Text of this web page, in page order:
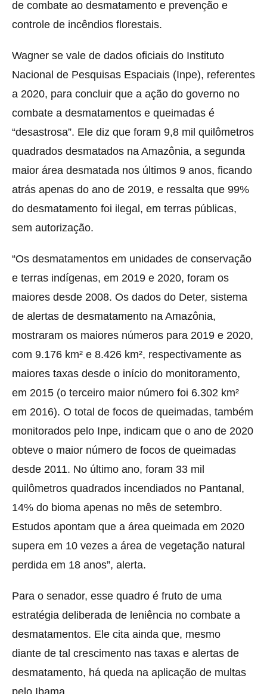
de combate ao desmatamento e prevenção e
controle de incêndios florestais.
Wagner se vale de dados oficiais do Instituto
Nacional de Pesquisas Espaciais (Inpe), referentes
a 2020, para concluir que a ação do governo no
combate a desmatamentos e queimadas é
“desastrosa”. Ele diz que foram 9,8 mil quilômetros
quadrados desmatados na Amazônia, a segunda
maior área desmatada nos últimos 9 anos, ficando
atrás apenas do ano de 2019, e ressalta que 99%
do desmatamento foi ilegal, em terras públicas,
sem autorização.
“Os desmatamentos em unidades de conservação
e terras indígenas, em 2019 e 2020, foram os
maiores desde 2008. Os dados do Deter, sistema
de alertas de desmatamento na Amazônia,
mostraram os maiores números para 2019 e 2020,
com 9.176 km² e 8.426 km², respectivamente as
maiores taxas desde o início do monitoramento,
em 2015 (o terceiro maior número foi 6.302 km²
em 2016). O total de focos de queimadas, também
monitorados pelo Inpe, indicam que o ano de 2020
obteve o maior número de focos de queimadas
desde 2011. No último ano, foram 33 mil
quilômetros quadrados incendiados no Pantanal,
14% do bioma apenas no mês de setembro.
Estudos apontam que a área queimada em 2020
supera em 10 vezes a área de vegetação natural
perdida em 18 anos”, alerta.
Para o senador, esse quadro é fruto de uma
estratégia deliberada de leniência no combate a
desmatamentos. Ele cita ainda que, mesmo
diante de tal crescimento nas taxas e alertas de
desmatamento, há queda na aplicação de multas